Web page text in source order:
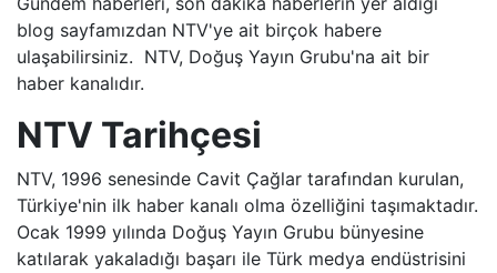
TRT BELGESEL
HT SPOR
DMAX
TLC
BLOOMBERG HT
blog sayfamızdan NTV'ye ait birçok habere
ulaşabilirsiniz. NTV, Doğuş Yayın Grubu'na ait bir
haber kanalıdır.
NTV Tarihçesi
NTV, 1996 senesinde Cavit Çağlar tarafından kurulan,
Türkiye'nin ilk haber kanalı olma özelliğini taşımaktadır.
Ocak 1999 yılında Doğuş Yayın Grubu bünyesine
katılarak yakaladığı başarı ile Türk medya endüstrisini